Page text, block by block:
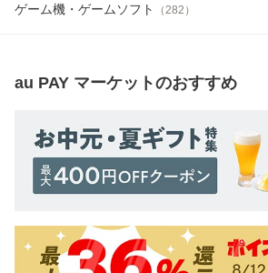
ゲーム機・ゲームソフト （282 ）
au PAY マーケットのおすすめ